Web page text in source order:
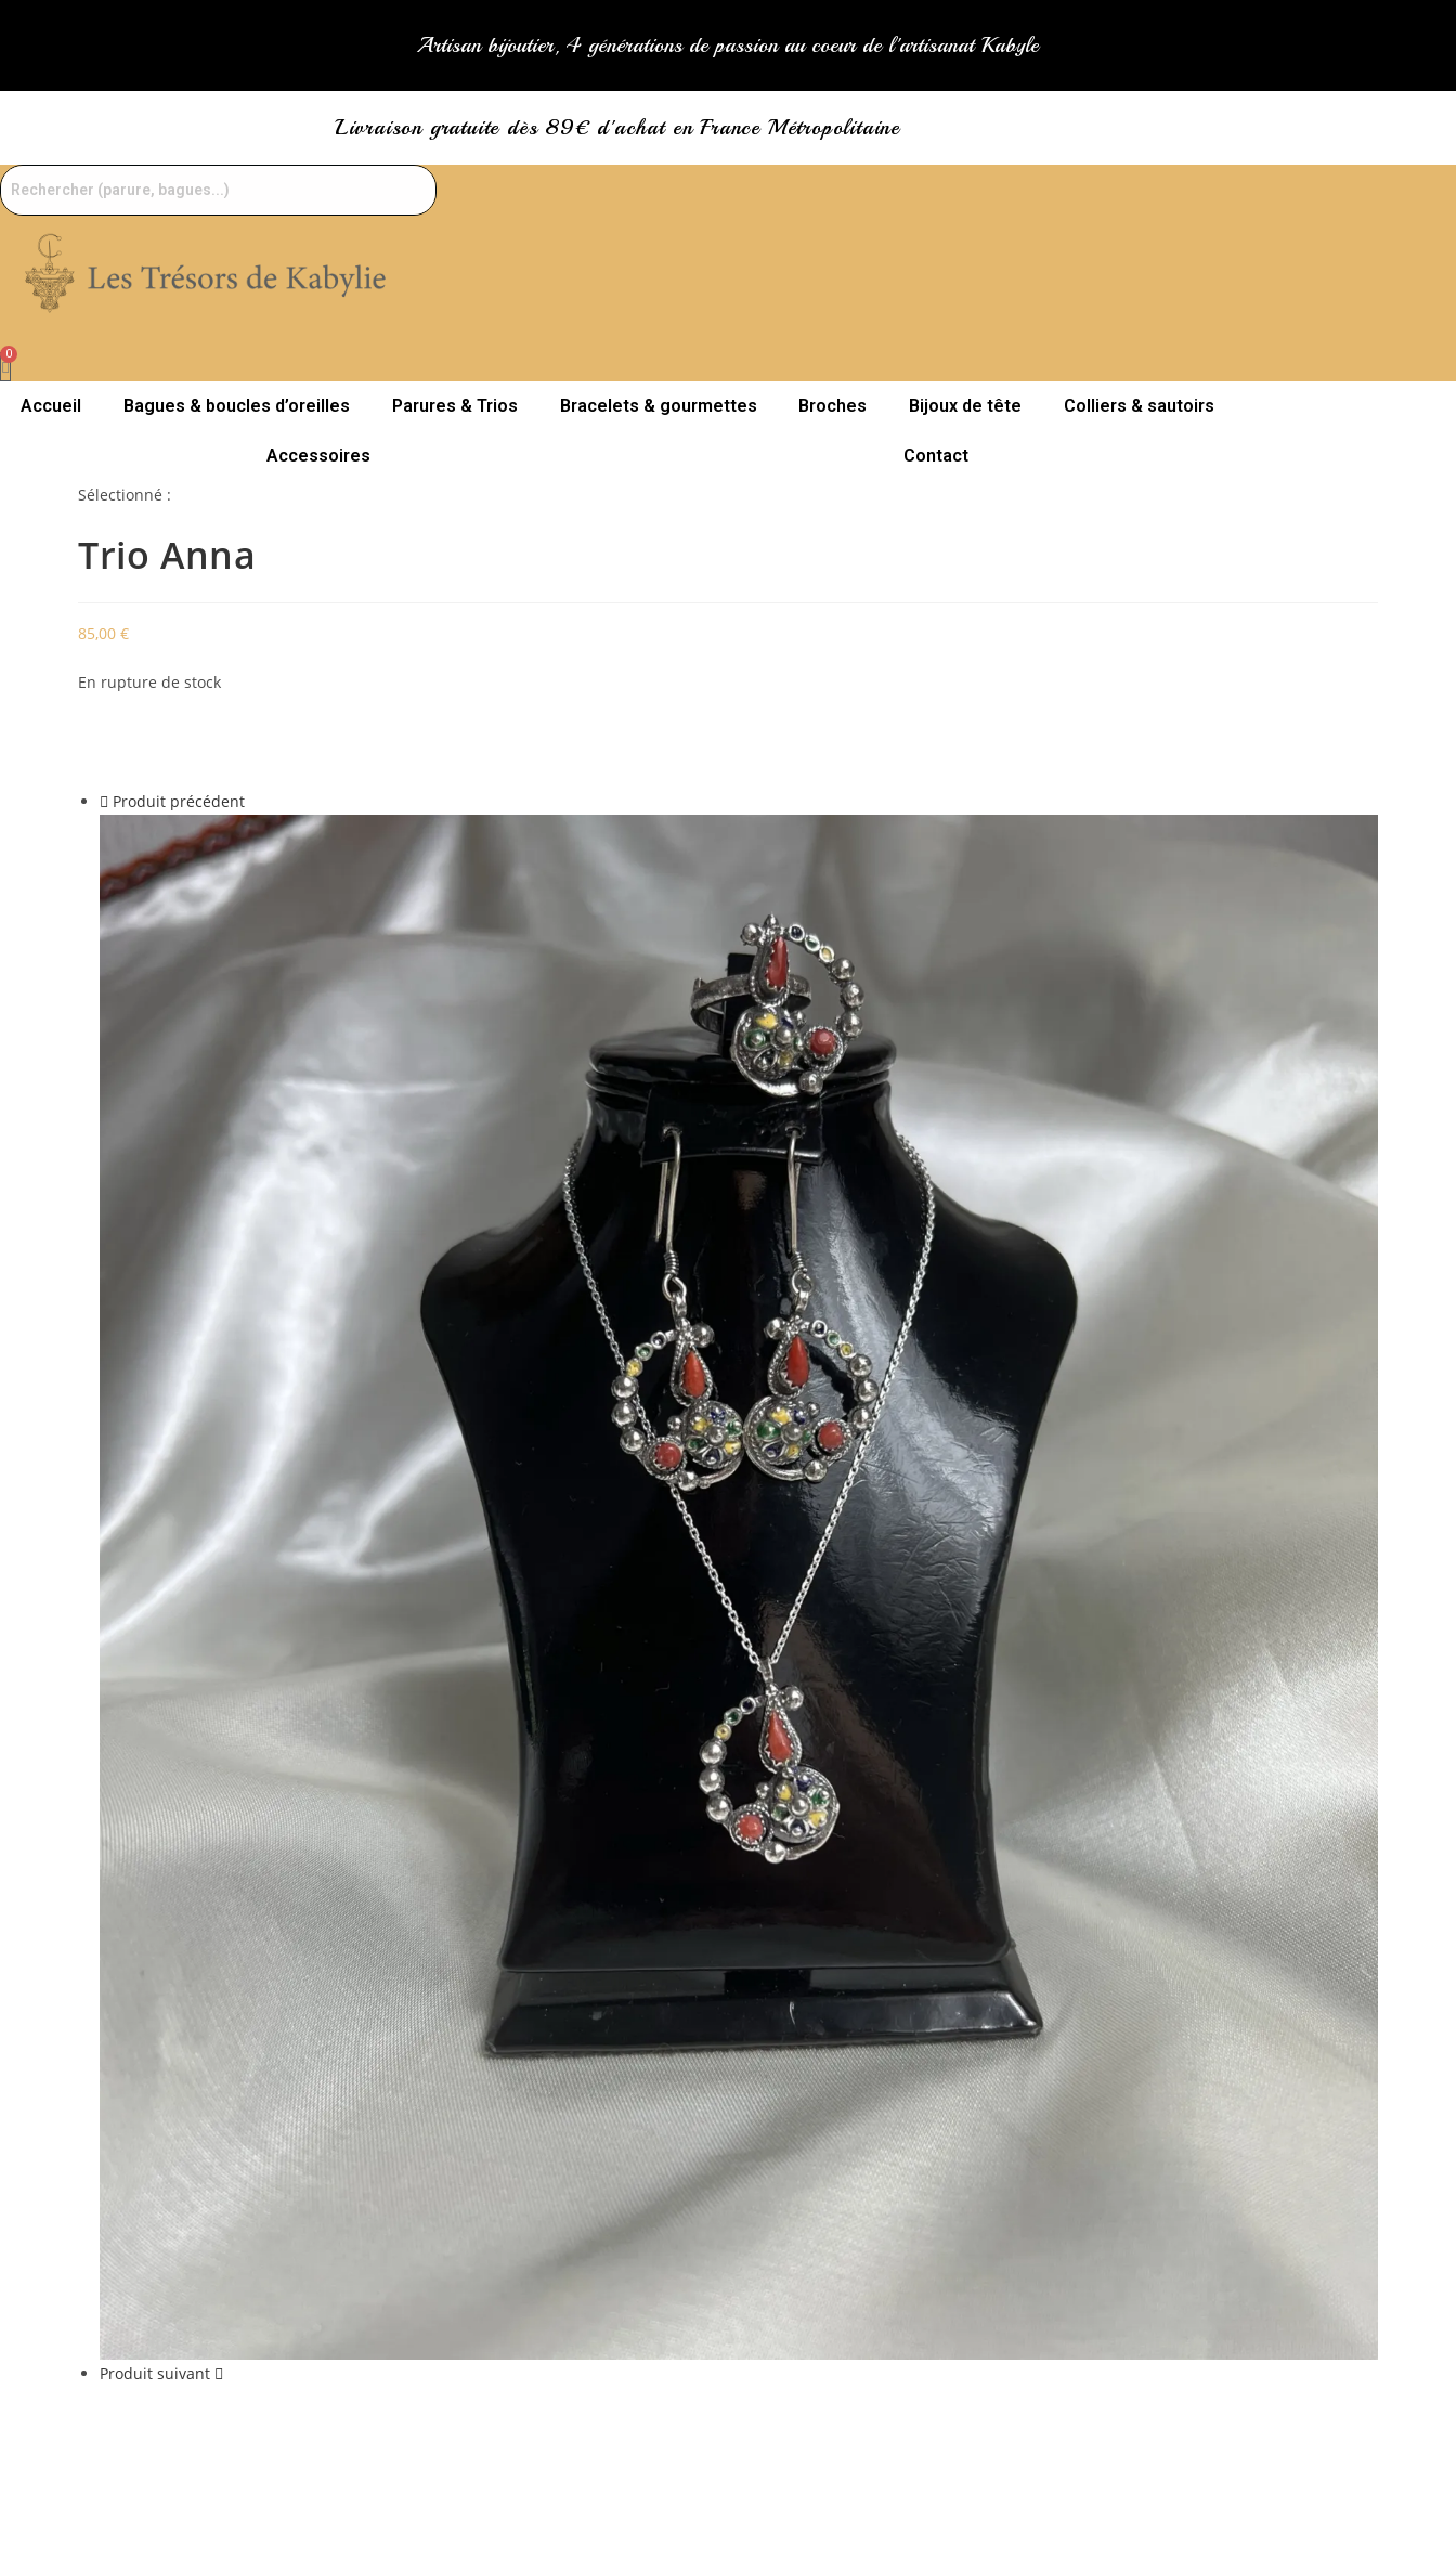
Artisan bijoutier, 4 générations de passion au coeur de l'artisanat Kabyle
Livraison gratuite dès 89€ d'achat en France Métropolitaine
Accueil Bagues & boucles d’oreilles Parures & Trios Bracelets & gourmettes Broches Bijoux de tête Colliers & sautoirs
Accessoires
Contact
Sélectionné :
Trio Anna
85,00 €
En rupture de stock
Produit précédent
Produit suivant